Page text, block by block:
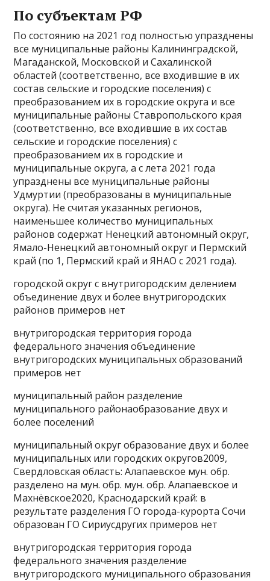
По субъектам РФ
По состоянию на 2021 год полностью упразднены
все муниципальные районы Калининградской,
Магаданской, Московской и Сахалинской
областей (соответственно, все входившие в их
состав сельские и городские поселения) с
преобразованием их в городские округа и все
муниципальные районы Ставропольского края
(соответственно, все входившие в их состав
сельские и городские поселения) с
преобразованием их в городские и
муниципальные округа, а с лета 2021 года
упразднены все муниципальные районы
Удмуртии (преобразованы в муниципальные
округа). Не считая указанных регионов,
наименьшее количество муниципальных
районов содержат Ненецкий автономный округ,
Ямало-Ненецкий автономный округ и Пермский
край (по 1, Пермский край и ЯНАО с 2021 года).
городской округ с внутригородским делением
объединение двух и более внутригородских
районов примеров нет
внутригородская территория города
федерального значения объединение
внутригородских муниципальных образований
примеров нет
муниципальный район разделение
муниципального районаобразование двух и
более поселений
муниципальный округ образование двух и более
муниципальных или городских округов2009,
Свердловская область: Алапаевское мун. обр.
разделено на мун. обр. мун. обр. Алапаевское и
Махнёвское2020, Краснодарский край: в
результате разделения ГО города-курорта Сочи
образован ГО Сириусдругих примеров нет
внутригородская территория города
федерального значения разделение
внутригородского муниципального образования